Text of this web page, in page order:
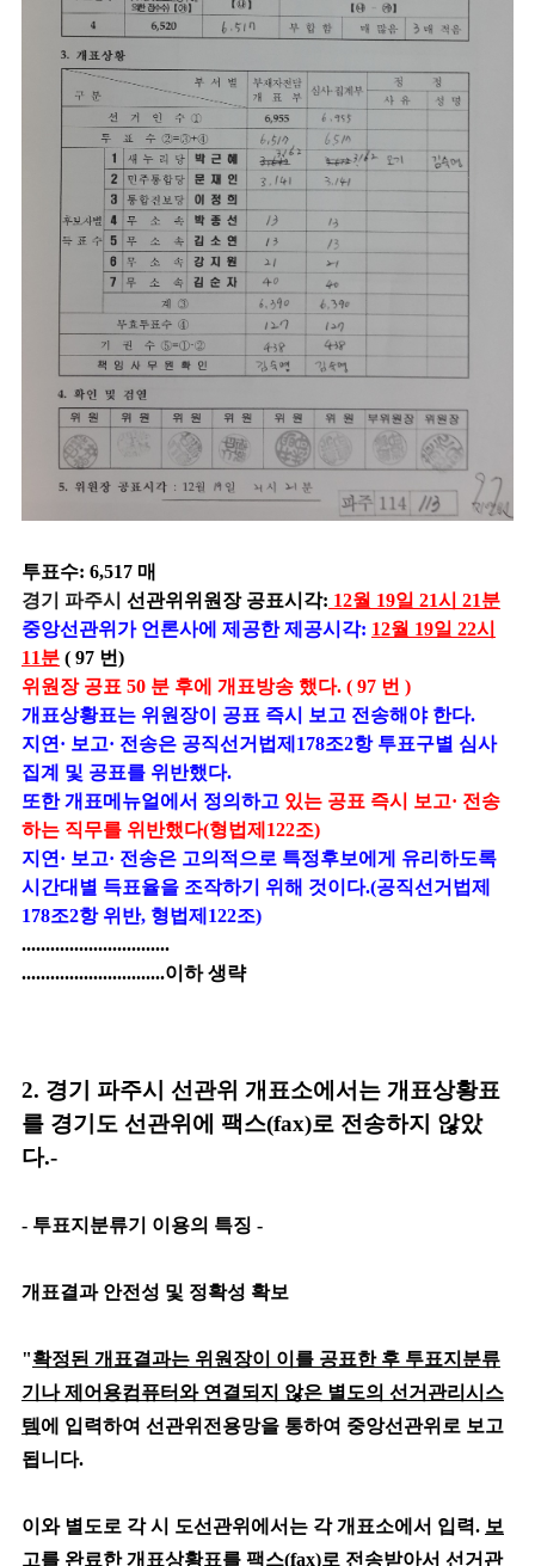
투표수: 6,517 매
경기 파주시 선관위위원장 공표시각: 12월 19일 21시 21분
중앙선관위가 언론사에 제공한 제공시각: 12월 19일 22시
11분 ( 97 번)
위원장 공표 50 분 후에 개표방송 했다. ( 97 번 )
개표상황표는 위원장이 공표 즉시 보고 전송해야 한다.
지연· 보고· 전송은 공직선거법제178조2항 투표구별 심사
집계 및 공표를 위반했다.
또한 개표메뉴얼에서 정의하고 있는 공표 즉시 보고· 전송
하는 직무를 위반했다(형법제122조)
지연· 보고· 전송은 고의적으로 특정후보에게 유리하도록
시간대별 득표율을 조작하기 위해 것이다.(공직선거법제
178조2항 위반, 형법제122조)
...............................
..............................이하 생략
2. 경기 파주시 선관위 개표소에서는 개표상황표
를 경기도 선관위에 팩스(fax)로 전송하지 않았
다.-
- 투표지분류기 이용의 특징 -
개표결과 안전성 및 정확성 확보
"확정된 개표결과는 위원장이 이를 공표한 후 투표지분류
기나 제어용컴퓨터와 연결되지 않은 별도의 선거관리시스
템 에 입력하여 선관위전용망을 통하여 중앙선관위로 보고
됩니다.
이와 별도로 각 시 도선관위에서는 각 개표소에서 입력. 보
고를 완료한 개표상황표를 팩스(fax)로 전송받아서 선거관